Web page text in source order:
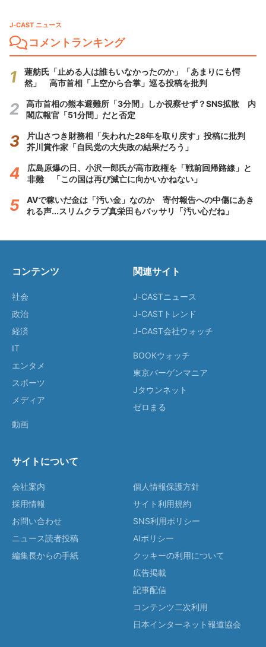
J-CAST ニュース
コメントランキング
蓮舫氏「止める人は誰もいなかったのか」「あまりにも愕
然」 高市首相「上空から合掌」巡る投稿を批判
高市首相の熊本避難所「3分間」しか視察せず？SNS拡散 内
閣広報官「51分間」だと否定
片山さつき財務相「失われた28年を取り戻す」投稿に批判
芥川賞作家「自民党の大失政の結果だろう」
広島原爆の日、小沢一郎氏が高市政権を「戦前回帰路線」と
非難 「この国は再び滅亡に向かいかねない」
AVで稼いだ金は「汚い金」なのか 寄付報告への中傷にあき
れる声...スリムクラブ真栄田もバッサリ「汚い心だね」
コンテンツ
社会
政治
経済
IT
エンタメ
スポーツ
メディア
動画
関連サイト
J-CASTニュース
J-CASTトレンド
J-CAST会社ウォッチ
BOOKウォッチ
東京バーゲンマニア
Jタウンネット
ゼロまる
サイトについて
会社案内
採用情報
お問い合わせ
ニュース読者投稿
編集長からの手紙
個人情報保護方針
サイト利用規約
SNS利用ポリシー
AIポリシー
クッキーの利用について
広告掲載
記事配信
コンテンツ二次利用
日本インターネット報道協会